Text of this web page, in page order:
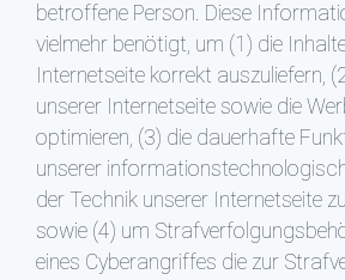
betroffene Person. Diese
vielmehr benötigt, um (1) die
Internetseite korrekt auszuliefern,
unserer Internetseite sowie die
optimieren, (3) die dauerhafte
unserer
der Technik unserer Internetseite
sowie (4) um
eines Cyberangriffes die zur